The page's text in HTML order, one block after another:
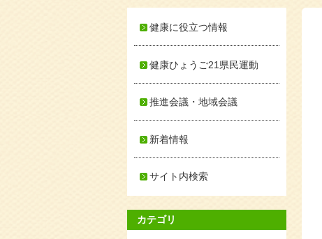
健康に役立つ情報
健康ひょうご21県民運動
推進会議・地域会議
新着情報
サイト内検索
カテゴリ